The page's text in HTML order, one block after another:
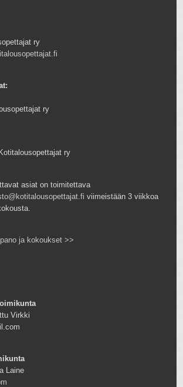
ry
ry
ry
asiat on toimitettava
viimeistään 3 viikkoa
ja kokoukset >>
Virkki
Laine